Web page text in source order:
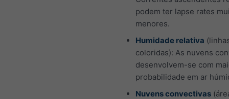
podem ter lapse rates
menores.
Humidade relativa
coloridas): As nuvens
desenvolvem-se com
probabilidade em ar
Nuvens convectivas